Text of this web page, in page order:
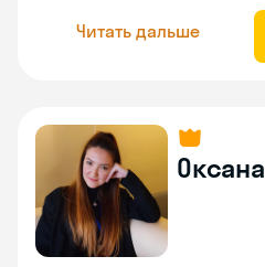
Читать дальше
Оксана